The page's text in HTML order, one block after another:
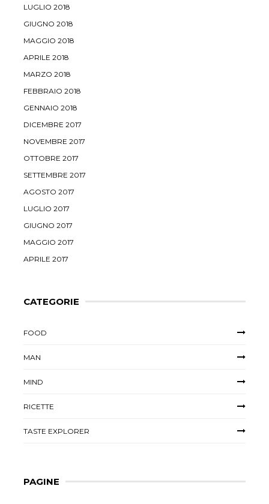
LUGLIO 2018
GIUGNO 2018
MAGGIO 2018
APRILE 2018
MARZO 2018
FEBBRAIO 2018
GENNAIO 2018
DICEMBRE 2017
NOVEMBRE 2017
OTTOBRE 2017
SETTEMBRE 2017
AGOSTO 2017
LUGLIO 2017
GIUGNO 2017
MAGGIO 2017
APRILE 2017
CATEGORIE
FOOD
MAN
MIND
RICETTE
TASTE EXPLORER
PAGINE